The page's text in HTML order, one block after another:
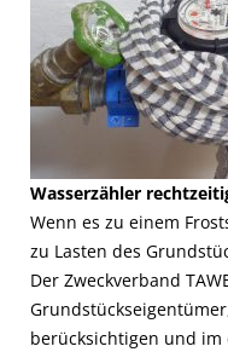
Wasserzähler
Wenn es zu einem
zu Lasten des
Der Zweckverband
berücksichtigen und im